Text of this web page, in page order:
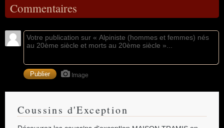
Commentaires
Image
Coussins d'Exception